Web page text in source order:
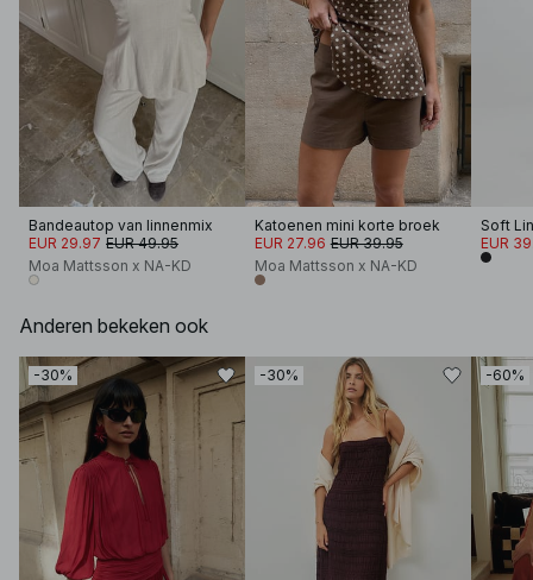
Bandeautop van linnenmix
EUR 29.97 EUR 49.95
Moa Mattsson x NA-KD
Katoenen mini korte broek
EUR 27.96 EUR 39.95
Moa Mattsson x NA-KD
EUR
Anderen bekeken ook
-30% -30% -60%